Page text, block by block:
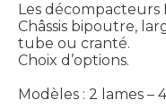
Les décompacteurs
Châssis bipoutre,
tube ou cranté.
Choix d’options.
Modèles : 2 lames –